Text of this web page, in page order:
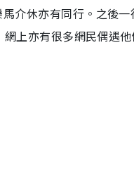
介休亦有同行。之後一
上亦有很多網民偶遇